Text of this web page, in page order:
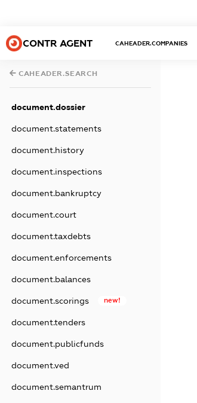
CONTR AGENT CAHEADER.COMPANIES
CAHEADER.SEARCH
document.dossier
document.statements
document.history
document.inspections
document.bankruptcy
document.court
document.taxdebts
document.enforcements
document.balances
document.scorings new!
document.tenders
document.publicfunds
document.ved
document.semantrum